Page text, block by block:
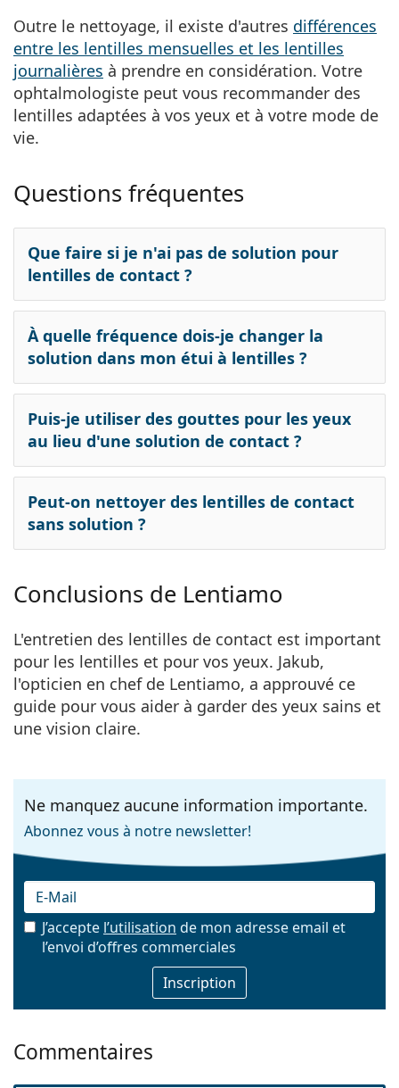
Outre le nettoyage, il existe d'autres différences
entre les lentilles mensuelles et les lentilles
journalières à prendre en considération. Votre
ophtalmologiste peut vous recommander des
lentilles adaptées à vos yeux et à votre mode de
vie.
Questions fréquentes
Que faire si je n'ai pas de solution pour
lentilles de contact ?
À quelle fréquence dois-je changer la
solution dans mon étui à lentilles ?
Puis-je utiliser des gouttes pour les yeux
au lieu d'une solution de contact ?
Peut-on nettoyer des lentilles de contact
sans solution ?
Conclusions de Lentiamo
L'entretien des lentilles de contact est important
pour les lentilles et pour vos yeux. Jakub,
l'opticien en chef de Lentiamo, a approuvé ce
guide pour vous aider à garder des yeux sains et
une vision claire.
Ne manquez aucune information importante.
Abonnez vous à notre newsletter!
E-mail
J’accepte l’utilisation de mon adresse email et
l’envoi d’offres commerciales
Commentaires